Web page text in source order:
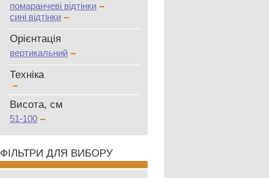
помаранчеві відтінки
сині відтінки
Oрієнтація
вертикальний
Техніка
Висота, см
51-100
ФІЛЬТРИ ДЛЯ ВИБОРУ